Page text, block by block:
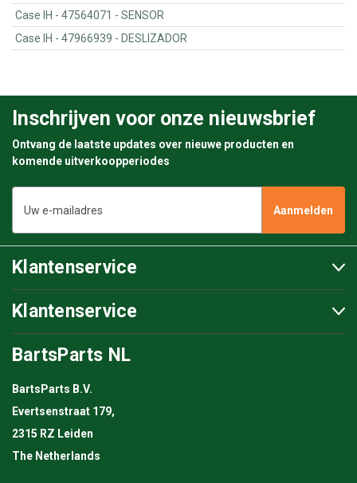
Case IH - 47564071 - SENSOR
Case IH - 47966939 - DESLIZADOR
Inschrijven voor onze nieuwsbrief
Ontvang de laatste updates over nieuwe producten en
komende uitverkoopperiodes
mailadres
Klantenservice
Klantenservice
BartsParts NL
BartsParts B.V.
Evertsenstraat 179,
2315 RZ Leiden
The Netherlands